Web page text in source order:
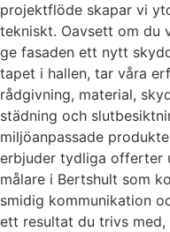
projektflöde skapar vi
tekniskt. Oavsett om du
ge fasaden ett nytt
tapet i hallen, tar våra
rådgivning, material,
städning och
miljöanpassade
erbjuder tydliga offerter
målare i Bertshult som
smidig kommunikation
ett resultat du trivs med,